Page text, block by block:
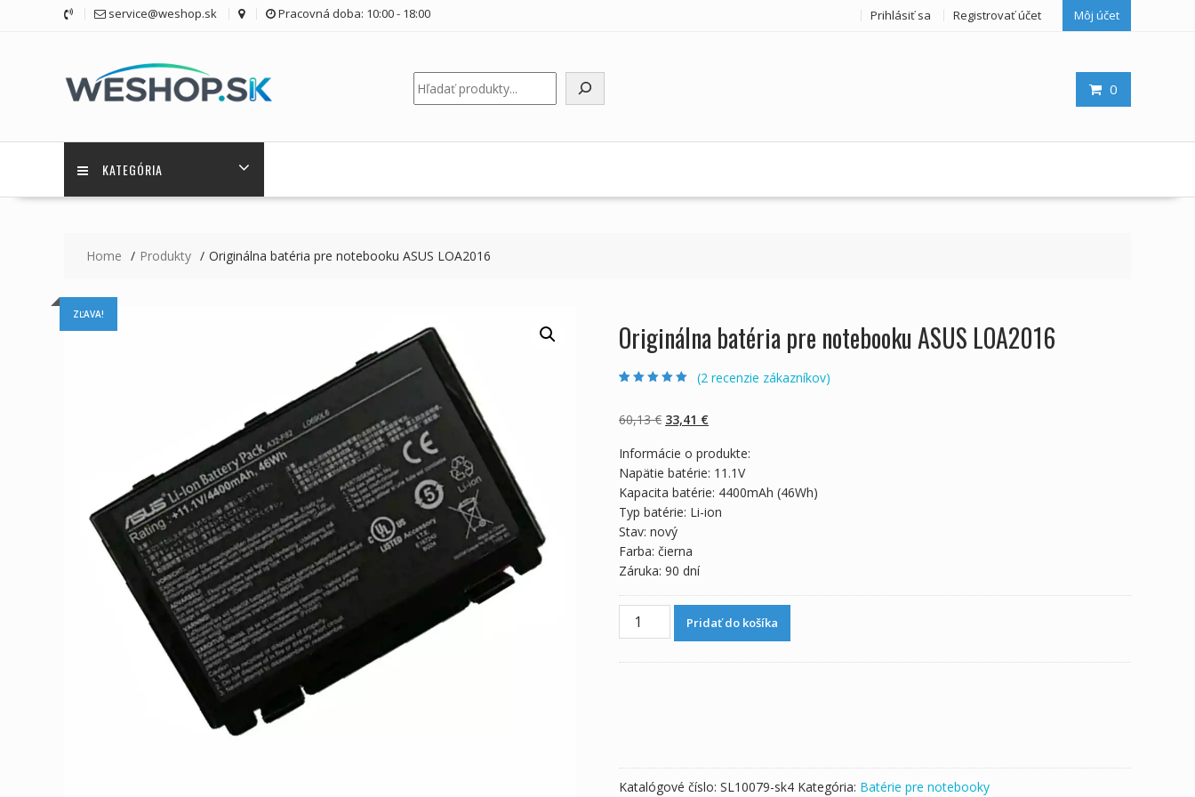
service@weshop.sk Pracovná doba: 10:00 - 18:00 Prihlásiť sa Registrovať účet Môj účet
0
Hľadať
KATEGÓRIA
Home Produkty Originálna batéria pre notebooku ASUS LOA2016
ZĽAVA!
Originálna batéria pre notebooku ASUS LOA2016
zákazníckych
recenzií
(2 recenzie zákazníkov)
60,13€ Pôvodná
bola:
60,13 €.
33,41 €Aktuálna
je:
33,41 €.
Informácie o produkte:
Napätie batérie: 11.1V
Kapacita batérie: 4400mAh (46Wh)
Typ batérie: Li-ion
Stav: nový
Farba: čierna
Záruka: 90 dní
množstvo
Originálna
Pridať do košíka
Katalógové číslo: SL10079-sk4 Kategória: Batérie pre notebooky